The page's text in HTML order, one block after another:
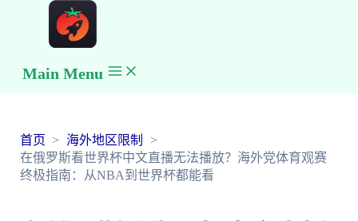
Main Menu
首页
海外地区限制
在俄罗斯看世界杯中文直播无法播放？海外党体育观赛
终极指南：从NBA到世界杯都能看